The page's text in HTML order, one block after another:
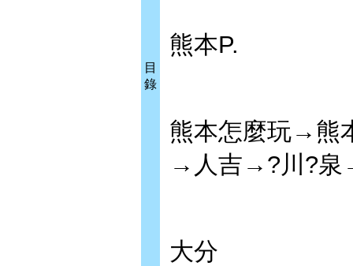
目
錄
熊本P.
熊本怎麼玩→熊
→人吉→?川?泉
大分